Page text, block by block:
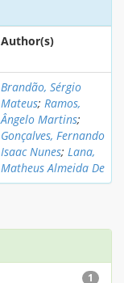
Author(s)
Brandão, Sérgio
Mateus; Ramos,
Ângelo Martins;
Gonçalves, Fernando
Isaac Nunes; Lana,
Matheus Almeida De
1